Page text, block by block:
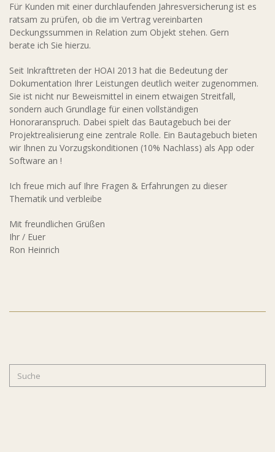
Für Kunden mit einer durchlaufenden Jahresversicherung ist es
ratsam zu prüfen, ob die im Vertrag vereinbarten
Deckungssummen in Relation zum Objekt stehen. Gern
berate ich Sie hierzu.
Seit Inkrafttreten der HOAI 2013 hat die Bedeutung der
Dokumentation Ihrer Leistungen deutlich weiter zugenommen.
Sie ist nicht nur Beweismittel in einem etwaigen Streitfall,
sondern auch Grundlage für einen vollständigen
Honoraranspruch. Dabei spielt das Bautagebuch bei der
Projektrealisierung eine zentrale Rolle. Ein Bautagebuch bieten
wir Ihnen zu Vorzugskonditionen (10% Nachlass) als App oder
Software an !
Ich freue mich auf Ihre Fragen & Erfahrungen zu dieser
Thematik und verbleibe
Mit freundlichen Grüßen
Ihr / Euer
Ron Heinrich